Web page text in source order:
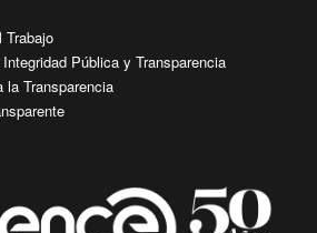
Trabajo
Pública y Transparencia
la Transparencia